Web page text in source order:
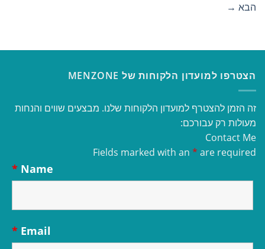
הבא →
הצטרפו למועדון הלקוחות של MENZONE
זה הזמן להצטרף למועדון הלקוחות שלנו. מבצעים שווים והנחות
מעולות רק עבורכם:
Contact Me
Fields marked with an * are required
Name
*
Email
*